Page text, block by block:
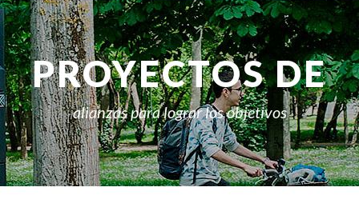
PROYECTOS DE
alianzas para lograr los objetivos